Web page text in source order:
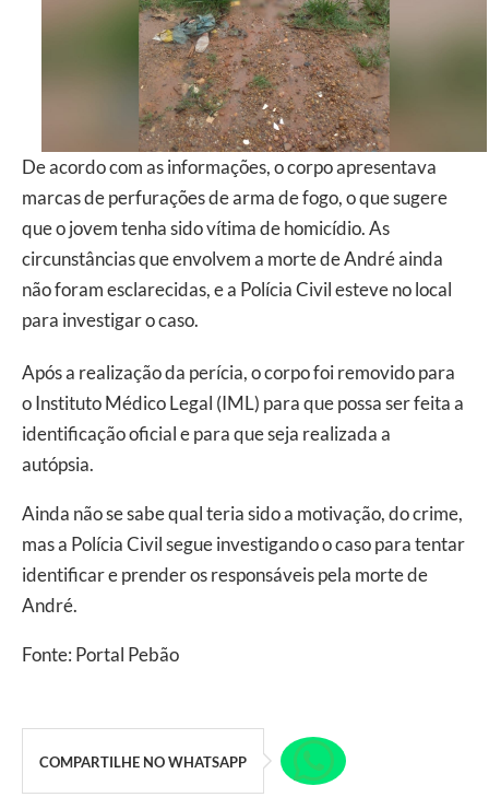
De acordo com as informações, o corpo apresentava
marcas de perfurações de arma de fogo, o que sugere
que o jovem tenha sido vítima de homicídio. As
circunstâncias que envolvem a morte de André ainda
não foram esclarecidas, e a Polícia Civil esteve no local
para investigar o caso.
Após a realização da perícia, o corpo foi removido para
o Instituto Médico Legal (IML) para que possa ser feita a
identificação oficial e para que seja realizada a
autópsia.
Ainda não se sabe qual teria sido a motivação, do crime,
mas a Polícia Civil segue investigando o caso para tentar
identificar e prender os responsáveis pela morte de
André.
Fonte: Portal Pebão
COMPARTILHE NO WHATSAPP